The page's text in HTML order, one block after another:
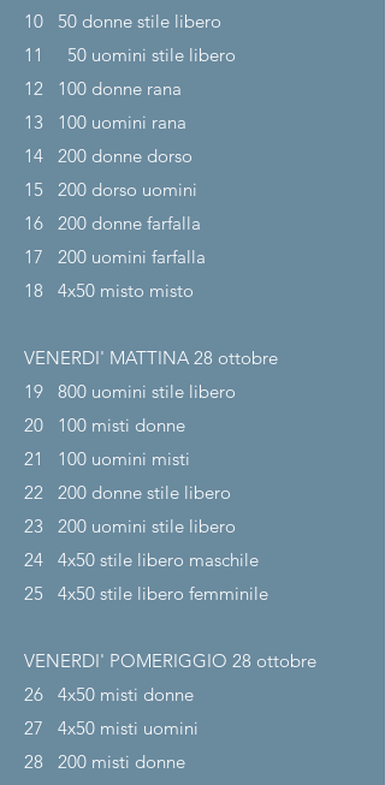
10
50 donne stile libero
11
50 uomini stile libero
12
100 donne rana
13
100 uomini rana
14
200 donne dorso
15
200 dorso uomini
16
200 donne farfalla
17
200 uomini farfalla
18
4x50 misto misto
VENERDI' MATTINA 28 ottobre
19
800 uomini stile libero
20
100 misti donne
21
100 uomini misti
22
200 donne stile libero
23
200 uomini stile libero
24
4x50 stile libero maschile
25
4x50 stile libero femminile
VENERDI' POMERIGGIO 28 ottobre
26
4x50 misti donne
27
4x50 misti uomini
28
200 misti donne